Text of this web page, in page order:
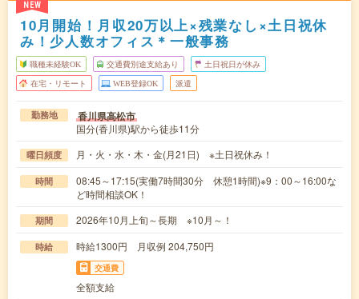
NEW
10月開始！月収20万以上×残業なし×土日祝休
み！少人数オフィス＊一般事務
職種未経験OK 交通費別途支給あり 土日祝日が休み
在宅・リモート WEB登録OK 派遣
勤務地 香川県高松市
国分(香川県)駅から徒歩11分
曜日頻度 月・火・水・木・金(月21日) ※土日祝休み！
時間
08:45～17:15(実働7時間30分 休憩1時間)※9：00～16:00な
ど時間相談OK！
期間 2026年10月上旬～長期 ※10月～！
時給 時給1300円 月収例 204,750円
交通費
全額支給